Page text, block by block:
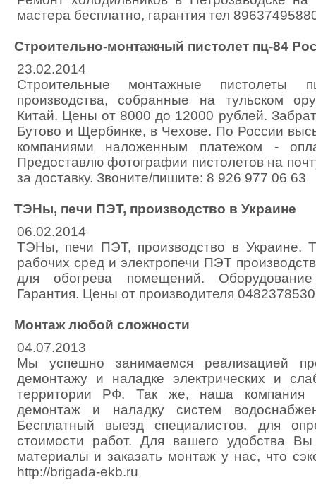
мастера бесплатно, гарантия тел
Cтроительно-монтажный пистолет пц-84
23.02.2014
Cтроительные монтажные пистолеты
производства, собранные на тульском
Китай. Цены от 8000 до 12000 рублей.
Бутово и Щербинке, в Чехове. По России
компаниями наложенным платежом -
Предоставлю фотографии пистолетов на
за доставку. Звоните/пишите: 8 926 977 06 63
ТЭНы, печи ПЭТ, производство в Украине
06.02.2014
ТЭНы, печи ПЭТ, производство в Украине.
рабочих сред и электропечи ПЭТ
для обогрева помещений. Оборудование
Гарантия. Цены от производителя
Монтаж любой сложноcти
04.07.2013
Мы успешно занимаемся реализацией
демонтажу и наладке электрических и
территории РФ. Так же, наша компания
демонтаж и наладку систем
Бесплатный выезд специалистов, для
стоимости работ. Для вашего удобства
материалы и заказать монтаж у нас, что
http://brigada-ekb.ru